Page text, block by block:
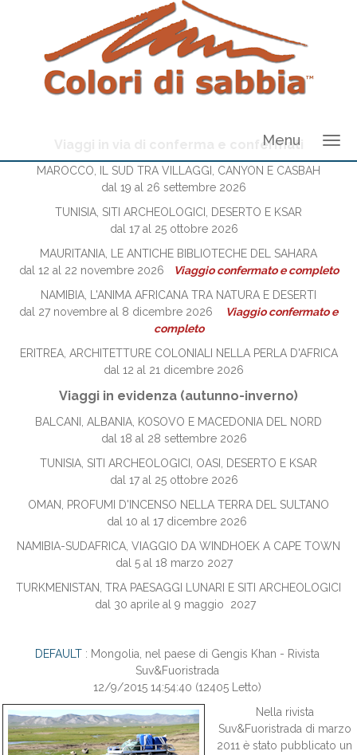
Menu
Viaggi in via di conferma e confermati
MAROCCO, IL SUD TRA VILLAGGI, CANYON E CASBAH
dal 19 al 26 settembre 2026
TUNISIA, SITI ARCHEOLOGICI, DESERTO E KSAR
dal 17 al 25 ottobre 2026
MAURITANIA, LE ANTICHE BIBLIOTECHE DEL SAHARA
dal 12 al 22 novembre 2026
Viaggio confermato e completo
NAMIBIA, L'ANIMA AFRICANA TRA NATURA E DESERTI
dal 27 novembre al 8 dicembre 2026
Viaggio confermato e
completo
ERITREA, ARCHITETTURE COLONIALI NELLA PERLA D'AFRICA
dal 12 al 21 dicembre 2026
Viaggi in evidenza (autunno-inverno)
BALCANI, ALBANIA, KOSOVO E MACEDONIA DEL NORD
dal 18 al 28 settembre 2026
TUNISIA, SITI ARCHEOLOGICI, OASI, DESERTO E KSAR
dal 17 al 25 ottobre 2026
OMAN, PROFUMI D'INCENSO NELLA TERRA DEL SULTANO
dal 10 al 17 dicembre 2026
NAMIBIA-SUDAFRICA, VIAGGIO DA WINDHOEK A CAPE TOWN
dal 5 al 18 marzo 2027
TURKMENISTAN, TRA PAESAGGI LUNARI E SITI ARCHEOLOGICI
dal 30 aprile al 9 maggio 2027
DEFAULT : Mongolia, nel paese di Gengis Khan - Rivista
Suv&Fuoristrada
12/9/2015 14:54:40 (12405 Letto)
Nella rivista
Suv&Fuoristrada di marzo
2011 è stato pubblicato un